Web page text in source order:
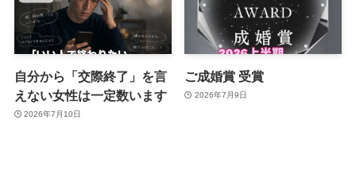
自分から「交際終了」を言
えない女性は一定数います
2026年7月10日
ご成婚賞 受賞
2026年7月9日